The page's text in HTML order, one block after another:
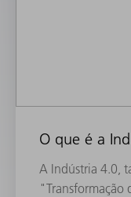
O que é a
A Indústria 4.0,
"Transformação